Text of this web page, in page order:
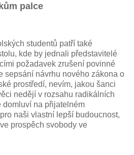
palce
studentů patří také
kde by jednali představitelé
požadavek zrušení povinné
sepsání návrhu nového zákona o
prostředí, nevím, jakou šanci
nedějí v rozsahu radikálních
domluví na přijatelném
naši vlastní lepší budoucnost,
prospěch svobody ve